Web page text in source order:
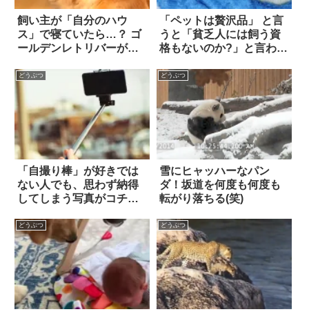
飼い主が「自分のハウ
ス」で寝ていたら…？ ゴ
ールデンレトリバーが見
た
「ペットは贅沢品」 と言
うと「貧乏人には飼う資
格もないのか?」と言われ
どうぶつ
「自撮り棒」が好きでは
ない人でも、思わず納得
してしまう写真がコチラ
どうぶつ
雪にヒャッハーなパン
ダ！坂道を何度も何度も
転がり落ちる(笑)
どうぶつ どうぶつ